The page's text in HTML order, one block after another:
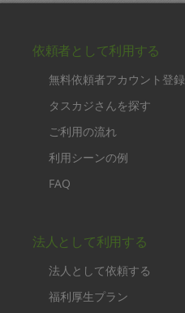
依頼者として利用する
無料依頼者アカウント登録
タスカジさんを探す
ご利用の流れ
利用シーンの例
FAQ
法人として利用する
法人として依頼する
福利厚生プラン